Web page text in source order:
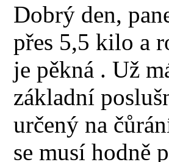
Dobrý den,
přes 5,5 kilo a
je pěkná . Už
základní
určený na
se musí hodně